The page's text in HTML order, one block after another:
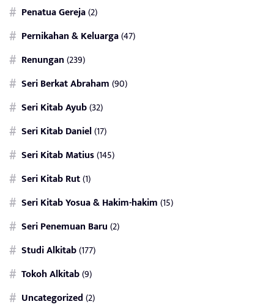
Penatua Gereja(2)
Pernikahan & Keluarga(47)
Renungan(239)
Seri Berkat Abraham(90)
Seri Kitab Ayub(32)
Seri Kitab Daniel(17)
Seri Kitab Matius(145)
Seri Kitab Rut(1)
Seri Kitab Yosua & Hakim-hakim(15)
Seri Penemuan Baru(2)
Studi Alkitab(177)
Tokoh Alkitab(9)
Uncategorized(2)